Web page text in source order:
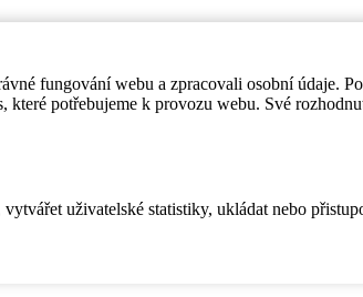
fungování webu a zpracovali osobní údaje.
které potřebujeme k provozu webu. Své
uživatelské statistiky, ukládat nebo